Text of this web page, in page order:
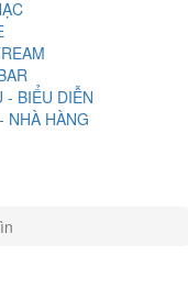
- BIỂU DIỄN
NHÀ HÀNG